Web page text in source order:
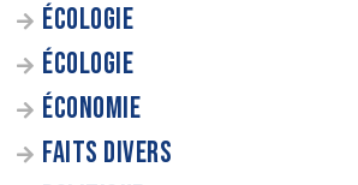
ÉCOLOGIE
ÉCOLOGIE
ÉCONOMIE
FAITS DIVERS